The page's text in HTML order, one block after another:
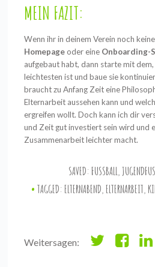
MEIN FAZIT:
Wenn ihr in deinem Verein noch keine
Homepageoder eine
aufgebaut habt, dann starte mit
leichtesten ist und baue sie
braucht zu Anfang Zeit eine
Elternarbeit aussehen kann und
ergreifen wollt. Doch kann ich dir
und Zeit gut investiert sein wird und
Zusammenarbeit leichter macht.
SAVED: FUSSBALL ,
TAGGED: ELTERNABEND ELTERNARBEIT
Weitersagen: